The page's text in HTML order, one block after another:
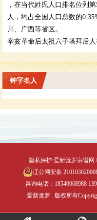
，在当代姓氏人口排名位列
人，约占全国人口总数的
川、广西等省区。
辛亥革命后太祖六子塔拜后人
钟字名人
隐私保护 爱新觉罗宗谱网
辽公网安备
咨询电话：18540068988
爱新觉罗 版权所有